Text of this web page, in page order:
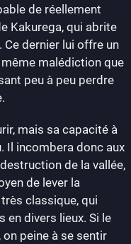
de réellement
Kakurega, qui abrite
dernier lui offre un
malédiction que
peu à peu perdre
mais sa capacité à
Il incombera donc aux
de la vallée,
de lever la
classique, qui
en divers lieux. Si le
peine à se sentir